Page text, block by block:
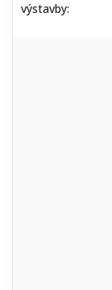
výstavby: